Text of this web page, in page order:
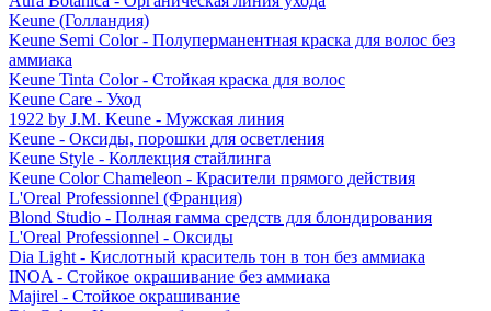
Keune (Голландия)
Keune Semi Color - Полуперманентная краска для волос без
аммиака
Keune Tinta Color - Стойкая краска для волос
Keune Care - Уход
1922 by J.M. Keune - Мужская линия
Keune - Оксиды, порошки для осветления
Keune Style - Коллекция стайлинга
Keune Color Chameleon - Красители прямого действия
L'Oreal Professionnel (Франция)
Blond Studio - Полная гамма средств для блондирования
L'Oreal Professionnel - Оксиды
Dia Light - Кислотный краситель тон в тон без аммиака
INOA - Стойкое окрашивание без аммиака
Majirel - Стойкое окрашивание